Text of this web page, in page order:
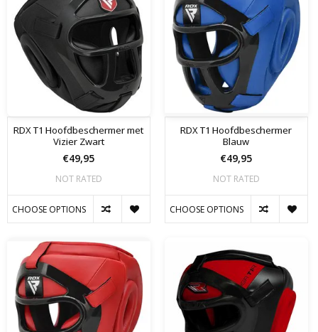
RDX T1 Hoofdbeschermer met
Vizier Zwart
€49,95
NOT RATED
CHOOSE OPTIONS
RDX T1 Hoofdbeschermer
Blauw
€49,95
NOT RATED
CHOOSE OPTIONS